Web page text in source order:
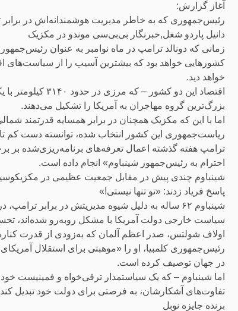
آغاز گزارش:
رئیس‌جمهوری که به خاطر مدیریت هوشمندانه‌اش در
دانیل پاردو شغل,خبرنگار بی‌بی‌سی موندو در مکزیک
زمانی که دونالد ترامپ در ماه نوامبر به عنوان
کشورهایی خواهد بود که بیشترین آسیب را از سیاست‌های
خواهد دید.
اقتصاد این دو
بزرگ‌ترین گروه مهاجران به آمریکا را تشکیل می‌دهند.
اما با این که مکزیک همچنان در برابر همسایه قدرتمند
ریاست‌جمهوری این کشور انتخاب شده، توانسته دست کم تا
ترامپ هفته گذشته اعمال تعرفه‌های برنامه‌ریزی‌شده بر
احترام به رئیس‌جمهور شینباوم» انجام داده است.
شینباوم چندی پیش در مقابل جمعیت عظیمی در
پاسخ فریاد زدند: «تو تنها نیستی!»
شینباوم ۶۲ ساله به دلیل شیوه مدیریتش در برابر
سیاست خارجی دولت آمریکا با مشکل روبه‌رو شده‌اند،
اولاف شولتس، صدر اعظم آلمان که به‌زودی از قدرت
رئیس‌جمهوری کلمبیا، او را «موهبتی برای استقلال
در جهان توصیف کرده است.
اما شینباوم – که یک سیاستمدار ترقی‌خواه و فمینیست
تفاوت‌های آشکارشان، به فرصتی برای دولت خود تبدیل
برنده جایزه نوبل